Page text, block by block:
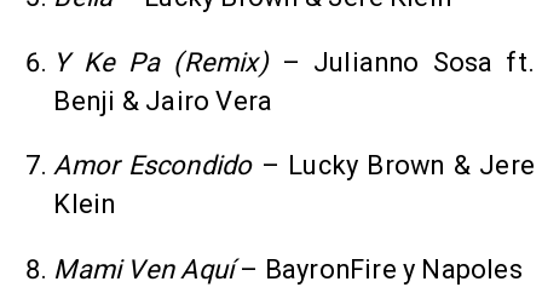
Y Ke Pa (Remix)– Julianno Sosa ft.
Benji & Jairo Vera
Amor Escondido– Lucky Brown & Jere
Klein
Mami Ven Aquí– BayronFire y Napoles